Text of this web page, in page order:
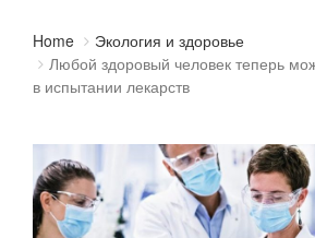
Home
Экология и здоровье
Любой здоровый человек теперь
в испытании лекарств